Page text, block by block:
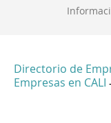
Directorio de
Empresas en CALI